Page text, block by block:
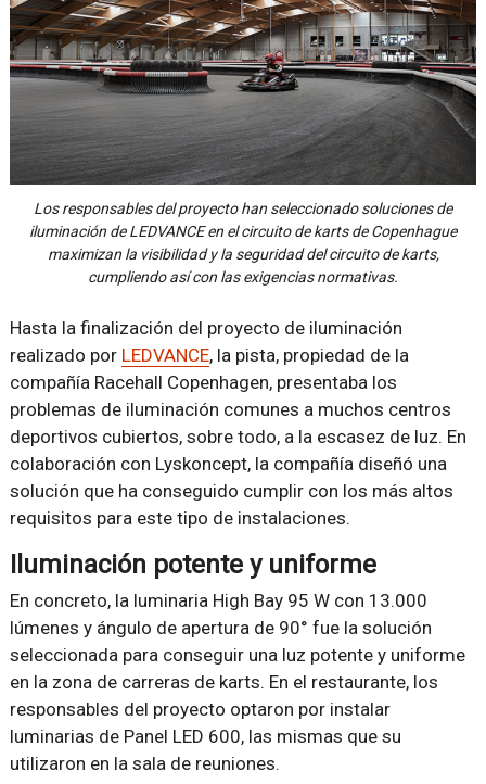
Los responsables del proyecto han seleccionado soluciones de
iluminación de LEDVANCE en el circuito de karts de Copenhague
maximizan la visibilidad y la seguridad del circuito de karts,
cumpliendo así con las exigencias normativas.
Hasta la finalización del proyecto de iluminación
realizado por LEDVANCE, la pista, propiedad de la
compañía Racehall Copenhagen, presentaba los
problemas de iluminación comunes a muchos centros
deportivos cubiertos, sobre todo, a la escasez de luz. En
colaboración con Lyskoncept, la compañía diseñó una
solución que ha conseguido cumplir con los más altos
requisitos para este tipo de instalaciones.
Iluminación potente y uniforme
En concreto, la luminaria High Bay 95 W con 13.000
lúmenes y ángulo de apertura de 90° fue la solución
seleccionada para conseguir una luz potente y uniforme
en la zona de carreras de karts. En el restaurante, los
responsables del proyecto optaron por instalar
luminarias de Panel LED 600, las mismas que su
utilizaron en la sala de reuniones.